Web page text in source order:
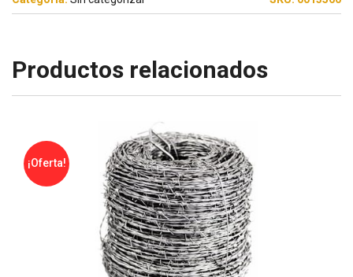
Productos relacionados
¡Oferta!